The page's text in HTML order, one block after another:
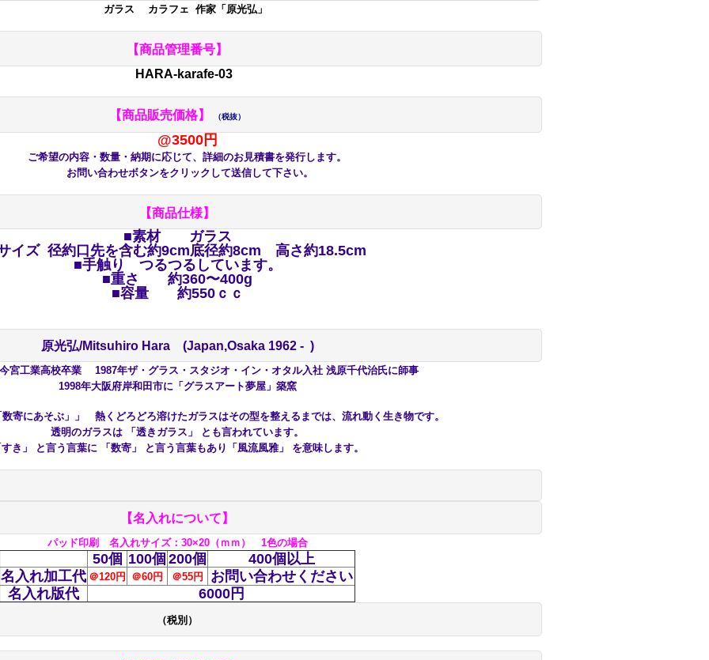
ガラス カラフェ 作家「原光弘」
【商品管理番号】
HARA-karafe-03
【商品販売価格】 （税抜）
@3500円
ご希望の内容・数量・納期に応じて、詳細のお見積書を発行します。
お問い合わせボタンをクリックして送信して下さい。
【商品仕様】
■素材 ガラス
イズ 径約口先を含む約9cm底径約8cm 高さ約18.5cm
■手触り つるつるしています。
■重さ 約360〜400g
■容量 約550ｃｃ
原光弘/Mitsuhiro Hara (Japan,Osaka 1962 - )
宮工業高校卒業 1987年ザ・グラス・スタジオ・イン・オタル入社 浅原千代治氏に師事
1998年大阪府岸和田市に「グラスアート夢屋」築窯
寄にあそぶ」」 熱くどろどろ溶けたガラスはその型を整えるまでは、流れ動く生き物です。
透明のガラスは 「透きガラス」 とも言われています。
すき」 と言う言葉に 「数寄」 と言う言葉もあり「風流風雅」 を意味します。
【名入れについて】
パッド印刷 名入れサイズ：30×20（ｍｍ） 1色の場合
50個 100個 200個
400個以上
名入れ加工代 ＠120円 ＠60円 ＠55円
お問い合わせください
名入れ版代
6000円
（税別）